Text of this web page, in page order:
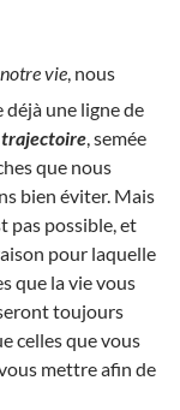
notre vie , nous
déjà une ligne de
, semée
que nous
bien éviter. Mais
pas possible, et
pour laquelle
que la vie vous
toujours
celles que vous
mettre afin de